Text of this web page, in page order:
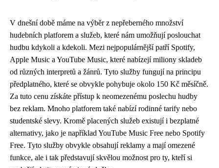
V dnešní době máme na výběr z nepřeberného množství
hudebních platforem a služeb, které nám umožňují poslouchat
hudbu kdykoli a kdekoli. Mezi nejpopulárnější patří Spotify,
Apple Music a YouTube Music, které nabízejí miliony skladeb
od různých interpretů a žánrů. Tyto služby fungují na principu
předplatného, ​​které se obvykle pohybuje okolo 150 Kč měsíčně.
Za tuto cenu získáte přístup k neomezenému poslechu hudby
bez reklam. Mnoho platforem také nabízí rodinné tarify nebo
studentské slevy. Kromě placených služeb existují i ​​bezplatné
alternativy, jako je například YouTube Music Free nebo Spotify
Free. Tyto služby obvykle obsahují reklamy a mají omezené
funkce, ale i tak představují skvělou možnost pro ty, kteří si